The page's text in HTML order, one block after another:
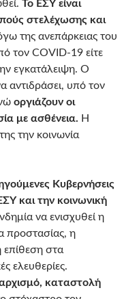
Το ΕΣΥ είναι
στελέχωσης και
της ανεπάρκειας του
τον COVID-19 είτε
εγκατάλειψη. Ο
αντιδράσει, υπό τον
οργιάζουν οι
με ασθένεια. Η
την κοινωνία
Κυβερνήσεις
και την κοινωνική
να ενισχυθεί η
προστασίας, η
επίθεση στα
ελευθερίες.
καταστολή